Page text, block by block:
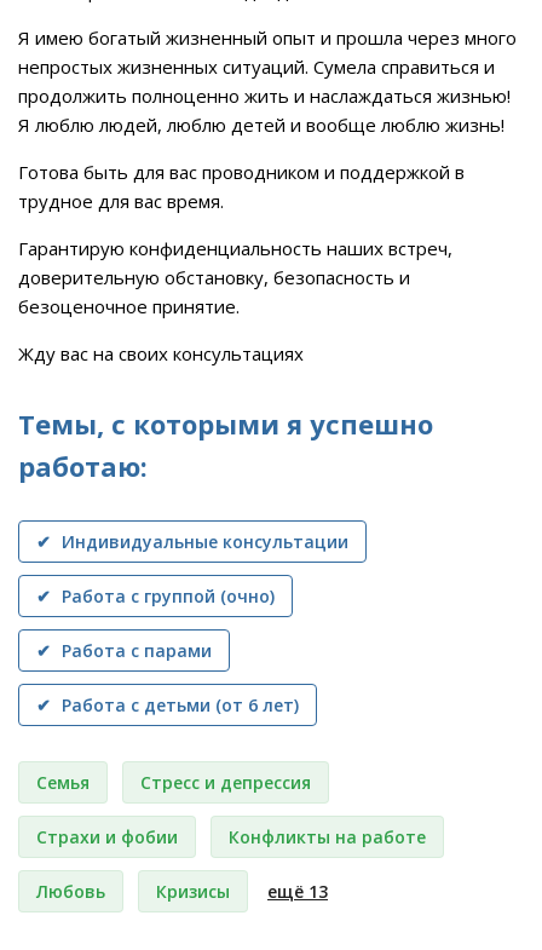
Я имею богатый жизненный опыт и прошла через много
непростых жизненных ситуаций. Сумела справиться и
продолжить полноценно жить и наслаждаться жизнью!
Я люблю людей, люблю детей и вообще люблю жизнь!
Готова быть для вас проводником и поддержкой в
трудное для вас время.
Гарантирую конфиденциальность наших встреч,
доверительную обстановку, безопасность и
безоценочное принятие.
Жду вас на своих консультациях
Темы, с которыми я успешно
работаю:
✔ Индивидуальные консультации
✔ Работа с группой (очно)
✔ Работа с парами
✔ Работа с детьми (от 6 лет)
Семья Стресс и депрессия
Страхи и фобии Конфликты на работе
Любовь Кризисы ещё 13